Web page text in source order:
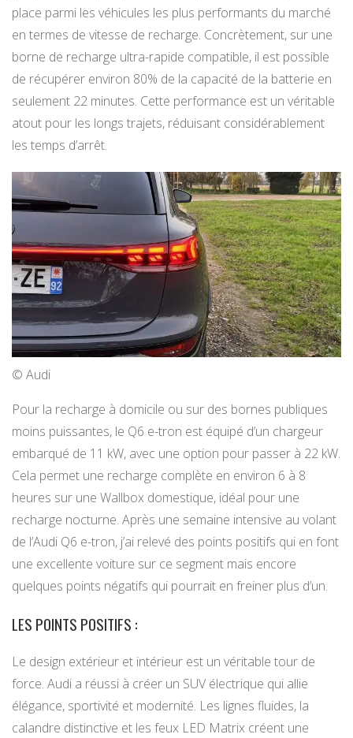
place parmi les véhicules les plus performants du marché
en termes de vitesse de recharge. Concrètement, sur une
borne de recharge ultra-rapide compatible, il est possible
de récupérer environ 80% de la capacité de la batterie en
seulement 22 minutes. Cette performance est un véritable
atout pour les longs trajets, réduisant considérablement
les temps d’arrêt.
© Audi
Pour la recharge à domicile ou sur des bornes publiques
moins puissantes, le Q6 e-tron est équipé d’un chargeur
embarqué de 11 kW, avec une option pour passer à 22 kW.
Cela permet une recharge complète en environ 6 à 8
heures sur une Wallbox domestique, idéal pour une
recharge nocturne. Après une semaine intensive au volant
de l’Audi Q6 e-tron, j’ai relevé des points positifs qui en font
une excellente voiture sur ce segment mais encore
quelques points négatifs qui pourrait en freiner plus d’un.
LES POINTS POSITIFS :
Le design extérieur et intérieur est un véritable tour de
force. Audi a réussi à créer un SUV électrique qui allie
élégance, sportivité et modernité. Les lignes fluides, la
calandre distinctive et les feux LED Matrix créent une